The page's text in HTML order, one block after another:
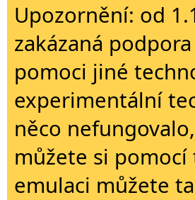
Upozornění: od
zakázaná
pomoci jiné
experimentální
něco
můžete si
emulaci můžete